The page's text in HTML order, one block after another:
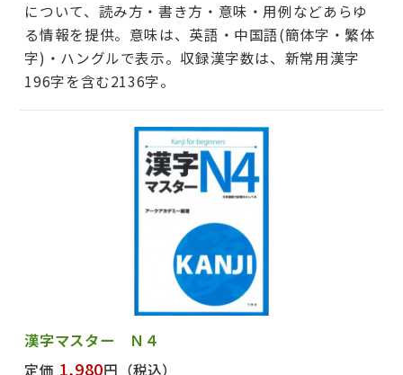
について、読み方・書き方・意味・用例などあらゆ
る情報を提供。意味は、英語・中国語(簡体字・繁体
字)・ハングルで表示。収録漢字数は、新常用漢字
196字を含む2136字。
漢字マスター Ｎ４
定価 1,980円 （税込）